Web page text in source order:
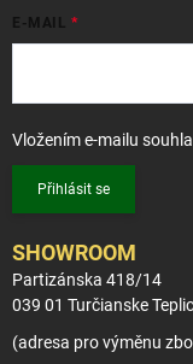
E-MAIL
Vložením e-mailu
Přihlásit se
SHOWROOM
Partizánska 418/14
039 01 Turčianske
(adresa pro výměnu